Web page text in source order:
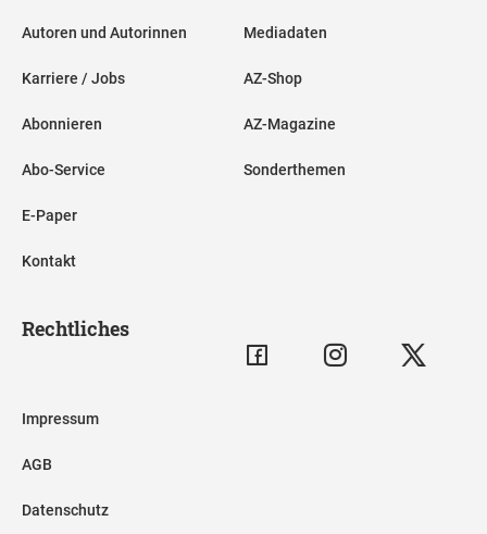
Autoren und Autorinnen
Karriere / Jobs
Abonnieren
Abo-Service
E-Paper
Kontakt
Mediadaten
AZ-Shop
AZ-Magazine
Sonderthemen
Rechtliches
Impressum
AGB
Datenschutz